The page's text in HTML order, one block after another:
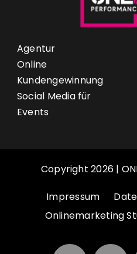
Agentur
Online
Kundengewinnung
Social Media für
Events
Copyright 2026 |
Impressum
Onlinemarketing